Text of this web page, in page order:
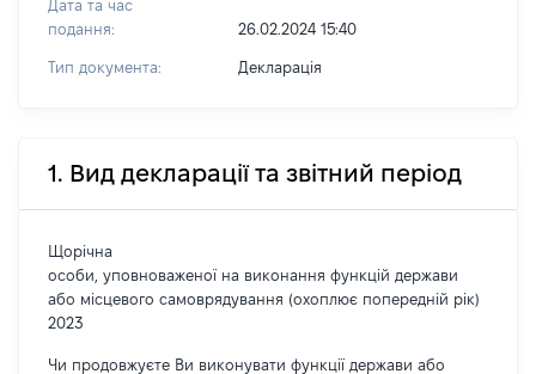
Дата та час
подання:
26.02.2024 15:40
Тип документа: Декларація
1. Вид декларації та звітний період
Щорічна
особи, уповноваженої на виконання функцій держави
або місцевого самоврядування (охоплює попередній рік)
2023
Чи продовжуєте Ви виконувати функції держави або